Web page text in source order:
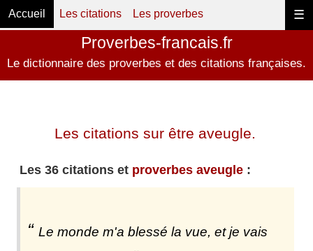
☰
Accueil Les citations Les proverbes
Proverbes-francais.fr
Le dictionnaire des proverbes et des citations françaises.
Les citations sur être aveugle.
Les 36 citations et proverbes aveugle:
Le monde m'a blessé la vue, et je vais